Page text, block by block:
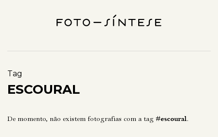
Tag
ESCOURAL
De momento, não existem fotografias com a tag #escoural.